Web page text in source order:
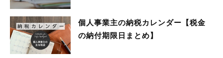
個人事業主の納税カレンダー【税金
の納付期限日まとめ】